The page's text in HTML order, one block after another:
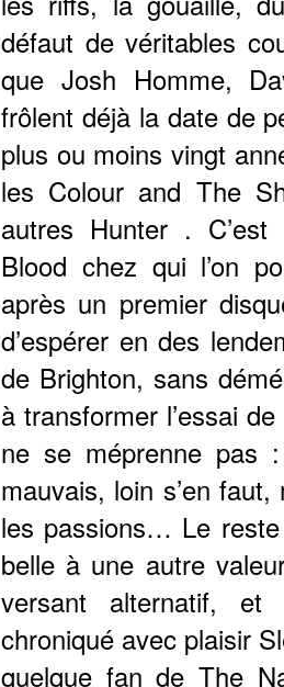
défaut de véritables
que Josh Homme,
frôlent déjà la date de
plus ou moins vingt
les Colour and The
autres Hunter .
Blood chez qui l’on
après un premier
d’espérer en des
de Brighton, sans
à transformer l’essai
ne se méprenne pas
mauvais, loin s’en
les passions… Le
belle à une autre
versant alternatif,
chroniqué avec plaisir
quelque fan de The